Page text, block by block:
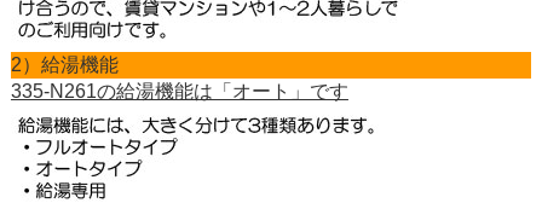
2）給湯機能
335-N261の給湯機能は「オート」です